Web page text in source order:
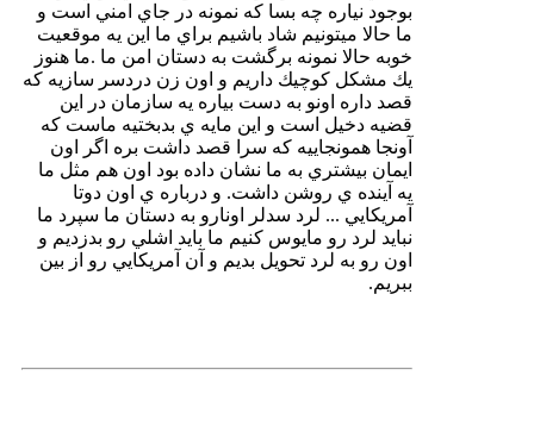
بوجود نياره چه بسا كه نمونه در جاي امني است و
ما حالا ميتونيم شاد باشيم براي ما اين يه موقعيت
خوبه حالا نمونه برگشت به دستان امن ما .ما هنوز
يك مشكل كوچيك داريم و اون زن دردسر سازيه كه
قصد داره اونو به دست بياره يه سازمان در اين
قضيه دخيل است و اين مايه ي بدبختيه ماست كه
آونجا همونجاييه كه سرا قصد داشت بره اگر اون
ايمان بيشتري به ما نشان داده بود اون هم مثل ما
يه آينده ي روشن داشت. و درباره ي اون دوتا
آمريكايي ... لرد سدلر اونارو به دستان ما سپرد ما
نبايد لرد رو مايوس كنيم ما بايد اشلي رو بدزديم و
اون رو به لرد تحويل بديم و آن آمريكايي رو از بين
ببريم.